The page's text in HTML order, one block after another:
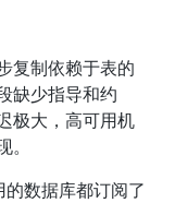
复制依赖于表的
缺少指导和约
极大，高可用机
的数据库都订阅了